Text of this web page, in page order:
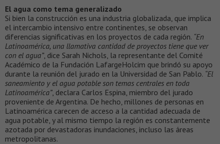
El agua como tema generalizado
Si bien la construcción es una industria globalizada, que implica
el intercambio intensivo entre continentes, se observan
diferencias significativas en los proyectos de cada región. “En
Latinoamérica, una llamativa cantidad de proyectos tiene que ver
con el agua”, dice Sarah Nichols, la representante del Comité
Académico de la Fundación LafargeHolcim que brindó su apoyo
durante la reunión del jurado en la Universidad de San Pablo. “El
saneamiento y el agua potable son temas centrales en toda
Latinoamérica”, declara Carlos Espina, miembro del jurado
proveniente de Argentina. De hecho, millones de personas en
Latinoamérica carecen de acceso a la cantidad adecuada de
agua potable, y al mismo tiempo la región es constantemente
azotada por devastadoras inundaciones, incluso las áreas
metropolitanas.